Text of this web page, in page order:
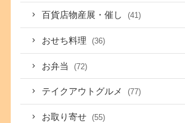
百貨店物産展・催し (41)
おせち料理 (36)
お弁当 (72)
テイクアウトグルメ (77)
お取り寄せ (55)